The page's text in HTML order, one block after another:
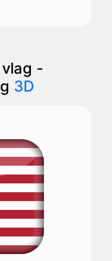
-
3D